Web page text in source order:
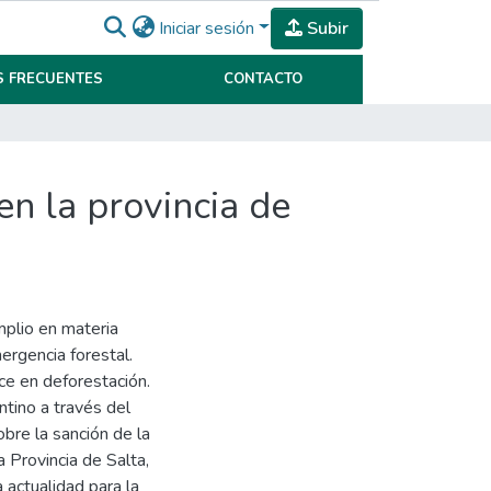
Iniciar sesión Subir
FRECUENTES CONTACTO
la provincia de
en materia
forestal.
en deforestación.
a través del
la sanción de la
de Salta,